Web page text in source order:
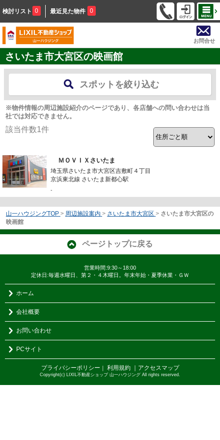
検討リスト 0 最近見た物件 0
お問合せ
さいたま市大宮区の映画館
スポットを絞り込む
※物件情報の周辺施設紹介のページであり、各店舗への問い合わせは当
社では対応できません。
該当件数1件
ＭＯＶＩＸさいたま
埼玉県さいたま市大宮区吉敷町４丁目
京浜東北線 さいたま新都心駅
-
山一ハウジングTOP > 周辺施設案内 > さいたま市大宮区 > さいたま市大宮区の
映画館
ページトップに戻る
営業時間:9:30～18:00
定休日:毎週水曜日、第２・４木曜日。年末年始・夏季休業・ＧＷ
ホーム
会社概要
お問い合わせ
PCサイト
プライバシーポリシー ｜ 利用規約 ｜アクセスマップ
Copyright(c) LIXIL不動産ショップ 山一ハウジング All rights reserved.